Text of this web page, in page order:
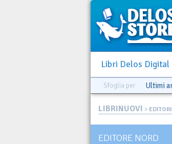
Libri Delos Digital
Sfoglia per Ultimi
LIBRINUOVI > EDITORI
EDITORE NORD